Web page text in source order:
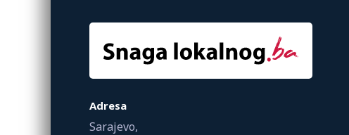
Adresa
Sarajevo,